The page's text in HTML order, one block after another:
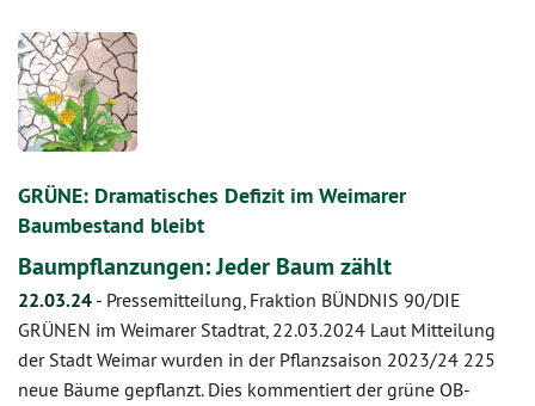
GRÜNE: Dramatisches Defizit im Weimarer
Baumbestand bleibt
Baumpflanzungen: Jeder Baum zählt
22.03.24 - Pressemitteilung, Fraktion BÜNDNIS 90/DIE
GRÜNEN im Weimarer Stadtrat, 22.03.2024 Laut Mitteilung
der Stadt Weimar wurden in der Pflanzsaison 2023/24 225
neue Bäume gepflanzt. Dies kommentiert der grüne OB-